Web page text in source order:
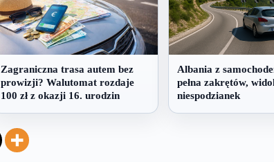
Zagraniczna trasa autem bez
prowizji? Walutomat rozdaje
100 zł z okazji 16. urodzin
Albania z
pełna zakrętów,
niespodzianek